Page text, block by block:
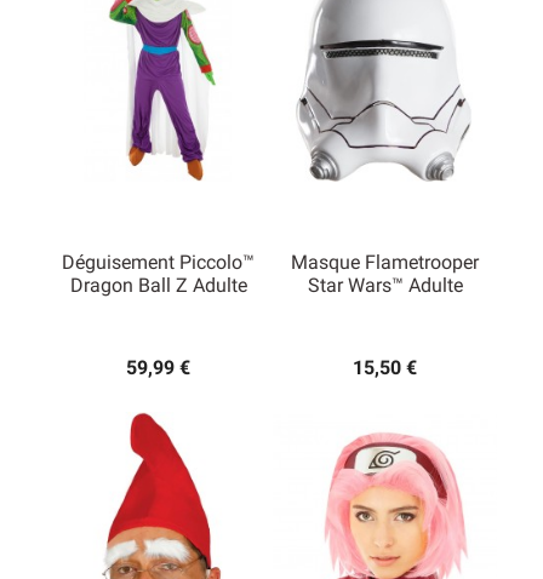
Déguisement Piccolo™
Dragon Ball Z Adulte
59,99 €
Masque Flametrooper
Star Wars™ Adulte
15,50 €